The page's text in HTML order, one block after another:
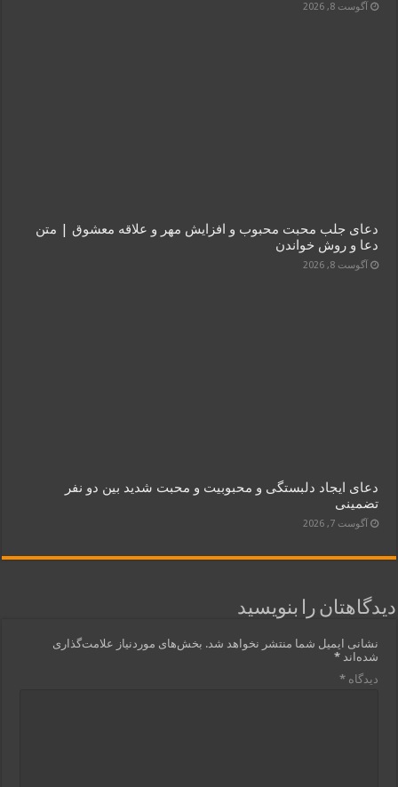
آگوست 8, 2026
دعای جلب محبت محبوب و افزایش مهر و علاقه معشوق | متن
دعا و روش خواندن
آگوست 8, 2026
دعای ایجاد دلبستگی و محبوبیت و محبت شدید بین دو نفر
تضمینی
آگوست 7, 2026
دیدگاهتان را بنویسید
نشانی ایمیل شما منتشر نخواهد شد. بخش‌های موردنیاز علامت‌گذاری
شده‌اند*
دیدگاه*